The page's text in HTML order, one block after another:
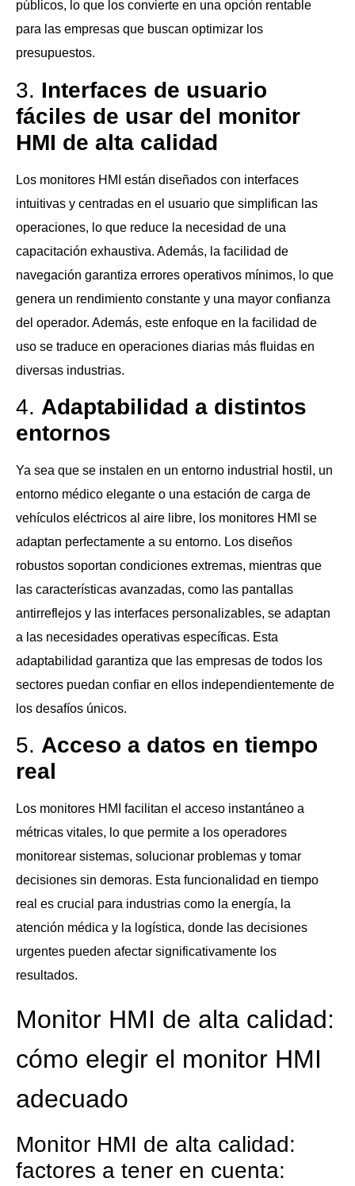
públicos, lo que los convierte en una opción rentable
para las empresas que buscan optimizar los
presupuestos.
3. Interfaces de usuario
fáciles de usar del monitor
HMI de alta calidad
Los monitores HMI están diseñados con interfaces
intuitivas y centradas en el usuario que simplifican las
operaciones, lo que reduce la necesidad de una
capacitación exhaustiva. Además, la facilidad de
navegación garantiza errores operativos mínimos, lo que
genera un rendimiento constante y una mayor confianza
del operador. Además, este enfoque en la facilidad de
uso se traduce en operaciones diarias más fluidas en
diversas industrias.
4. Adaptabilidad a distintos
entornos
Ya sea que se instalen en un entorno industrial hostil, un
entorno médico elegante o una estación de carga de
vehículos eléctricos al aire libre, los monitores HMI se
adaptan perfectamente a su entorno. Los diseños
robustos soportan condiciones extremas, mientras que
las características avanzadas, como las pantallas
antirreflejos y las interfaces personalizables, se adaptan
a las necesidades operativas específicas. Esta
adaptabilidad garantiza que las empresas de todos los
sectores puedan confiar en ellos independientemente de
los desafíos únicos.
5. Acceso a datos en tiempo
real
Los monitores HMI facilitan el acceso instantáneo a
métricas vitales, lo que permite a los operadores
monitorear sistemas, solucionar problemas y tomar
decisiones sin demoras. Esta funcionalidad en tiempo
real es crucial para industrias como la energía, la
atención médica y la logística, donde las decisiones
urgentes pueden afectar significativamente los
resultados.
Monitor HMI de alta calidad:
cómo elegir el monitor HMI
adecuado
Monitor HMI de alta calidad:
factores a tener en cuenta: